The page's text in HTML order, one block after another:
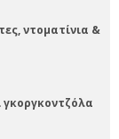
ντοματίνια &